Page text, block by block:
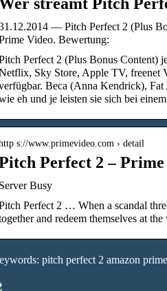
— Pitch Perfect 2 (Plus
Video. Bewertung:
Perfect 2 (Plus Bonus Content)
Sky Store, Apple TV, freenet
Beca (Anna Kendrick),
eh und je leisten sie sich bei
s://www.primevideo.com › detail
Perfect 2 – Prime
Busy
Perfect 2 … When a scandal
and redeem themselves at
pitch perfect 2 amazon